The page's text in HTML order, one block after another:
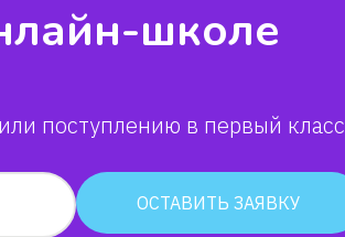
школе
поступлению в первый класс
ОСТАВИТЬ ЗАЯВКУ